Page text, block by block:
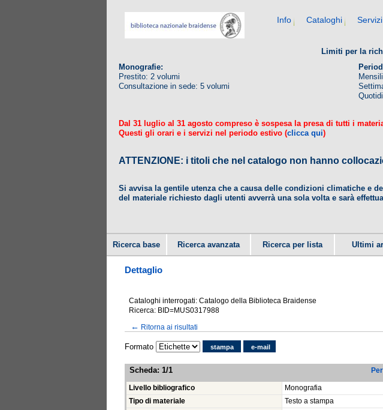
Info Cataloghi Servizi
Limiti per la
Monografie:
Prestito: 2 volumi
Consultazione in sede: 5 volumi
Dal 31 luglio al 31 agosto compreso è sospesa la presa di tutti i
Questi gli orari e i servizi nel periodo estivo (clicca qui)
ATTENZIONE: i titoli che nel catalogo non hanno
Si avvisa la gentile utenza che a causa delle condizioni climatiche e
del materiale richiesto dagli utenti avverrà una sola volta e sarà
Ricerca base Ricerca avanzata Ricerca per lista Ultimi
Dettaglio
Cataloghi interrogati: Catalogo della Biblioteca Braidense
Ricerca: BID=MUS0317988
← Ritorna ai risultati
Formato stampa e-mail
Scheda: 1/1
Livello bibliografico
Monografia
Tipo di materiale
Testo a stampa